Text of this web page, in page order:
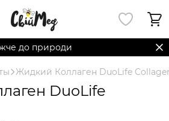
до природи
Жидкий Коллаген DuoLife
DuoLife